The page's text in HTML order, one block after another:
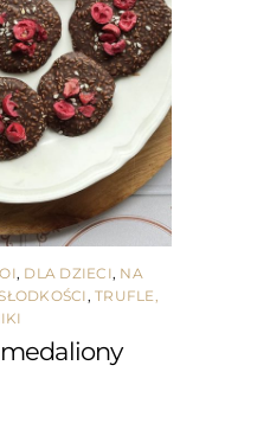
, DLA DZIECI, NA
,TRUFLE,